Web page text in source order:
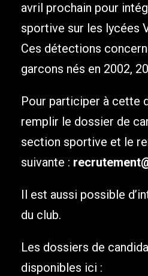
avril prochain pour
sportive sur les lycées
Ces détections
garcons nés en 2002,
Pour participer à cette
remplir le dossier de
section sportive et le
suivante :
Il est aussi possible
du club.
Les dossiers de
disponibles ici :